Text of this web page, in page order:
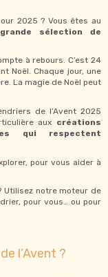
2025 ? Vous êtes au
sélection de
à rebours. C’est 24
Noël. Chaque jour, une
La magie de Noël peut
de l’Avent 2025
aux créations
qui respectent
pour vous aider à
Utilisez notre moteur de
pour vous… ou pour
l’Avent ?